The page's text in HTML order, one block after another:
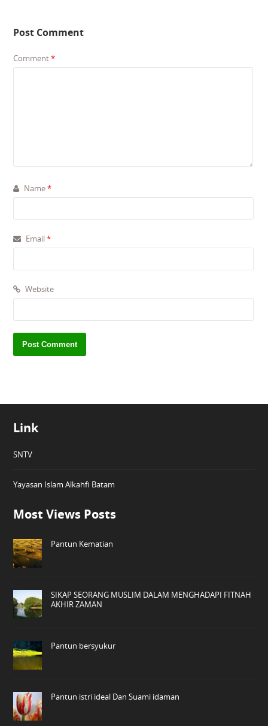
Post Comment
Comment*
Name*
Email*
Website
Link
SNTV
Yayasan Islam Alkahfi Batam
Most Views Posts
Pantun Kematian
SIKAP SEORANG MUSLIM DALAM MENGHADAPI FITNAH
AKHIR ZAMAN
Pantun bersyukur
Pantun istri ideal Dan Suami idaman